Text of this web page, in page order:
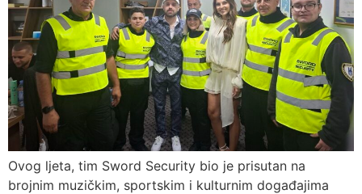
Ovog ljeta, tim Sword Security bio je prisutan na
brojnim muzičkim, sportskim i kulturnim događajima